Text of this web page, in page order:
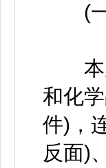
(一)
本次
和化
件)，
反面)